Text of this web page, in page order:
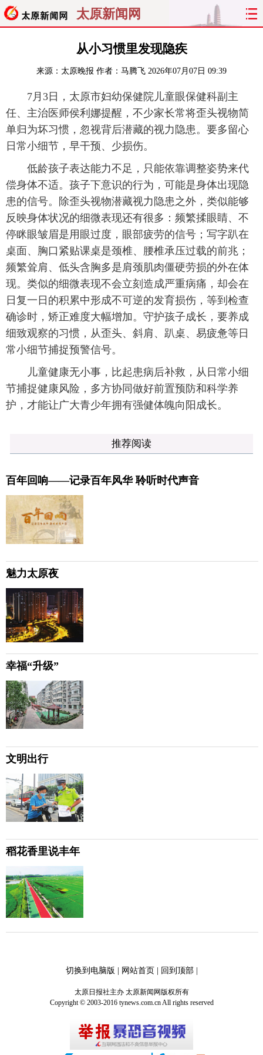
太原新闻网
聚焦 太原
经济 关注 文明 出行
纵横 曝光 综合 专题
旅游 理财 政务 教育
看天下 晋月读 最太原 网罗民生
太原日报 太原晚报 热评 社区
从小习惯里发现隐疾
来源： 太原晚报 作者：马腾飞 2026年07月07日 09:39
7月3日，太原市妇幼保健院儿童眼保健科副主
任、主治医师侯利娜提醒，不少家长常将歪头视物简
单归为坏习惯，忽视背后潜藏的视力隐患。要多留心
日常小细节，早干预、少损伤。
低龄孩子表达能力不足，只能依靠调整姿势来代
偿身体不适。孩子下意识的行为，可能是身体出现隐
患的信号。除歪头视物潜藏视力隐患之外，类似能够
反映身体状况的细微表现还有很多：频繁揉眼睛、不
停眯眼皱眉是用眼过度，眼部疲劳的信号；写字趴在
桌面、胸口紧贴课桌是颈椎、腰椎承压过载的前兆；
频繁耸肩、低头含胸多是肩颈肌肉僵硬劳损的外在体
现。类似的细微表现不会立刻造成严重病痛，却会在
日复一日的积累中形成不可逆的发育损伤，等到检查
确诊时，矫正难度大幅增加。守护孩子成长，要养成
细致观察的习惯，从歪头、斜肩、趴桌、易疲惫等日
常小细节捕捉预警信号。
儿童健康无小事，比起患病后补救，从日常小细
节捕捉健康风险，多方协同做好前置预防和科学养
护，才能让广大青少年拥有强健体魄向阳成长。
推荐阅读
百年回响——记录百年风华 聆听时代声音
魅力太原夜
幸福“升级”
文明出行
稻花香里说丰年
切换到电脑版 | 网站首页| 回到顶部|
太原日报社主办 太原新闻网版权所有
Copyright © 2003-2016 tynews.com.cn All rights reserved